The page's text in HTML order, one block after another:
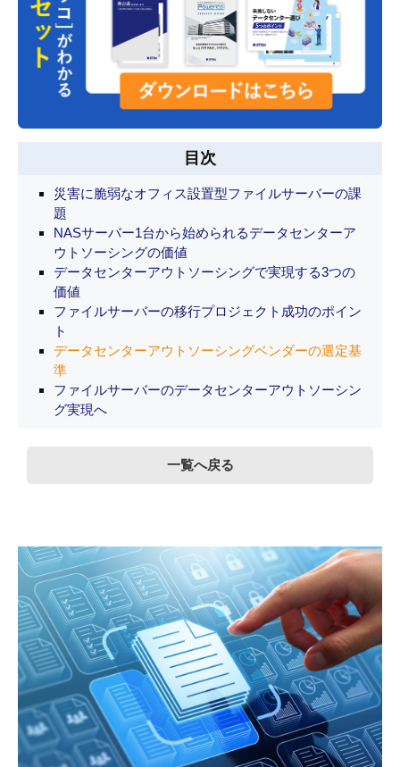
目次
災害に脆弱なオフィス設置型ファイルサーバーの課
題
NASサーバー1台から始められるデータセンターア
ウトソーシングの価値
データセンターアウトソーシングで実現する3つの
価値
ファイルサーバーの移行プロジェクト成功のポイン
ト
データセンターアウトソーシングベンダーの選定基
準
ファイルサーバーのデータセンターアウトソーシン
グ実現へ
一覧へ戻る